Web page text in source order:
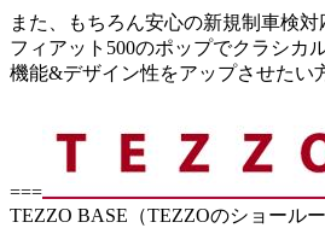
また、もちろん安心の新規制車検対
フィアット500のポップでクラシカ
機能&デザイン性をアップさせたい
===
TEZZO BASE（TEZZOのショール